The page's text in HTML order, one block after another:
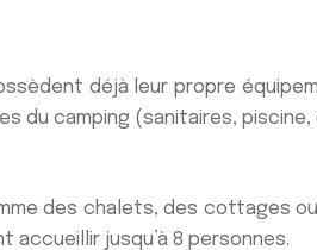
déjà leur propre
du camping (sanitaires, piscine,
des chalets, des cottages
jusqu’à 8 personnes.